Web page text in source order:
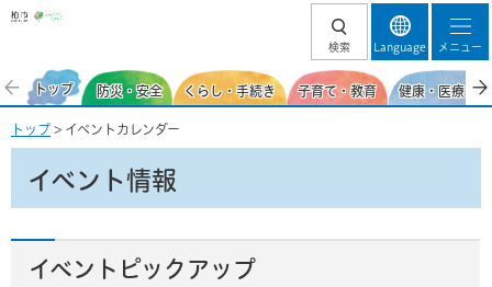
柏市
検索 Language メニュー
トップ 防災・安全 くらし・手続き 子育て・教育 健康・医療・
トップ > イベントカレンダー
イベント情報
イベントピックアップ